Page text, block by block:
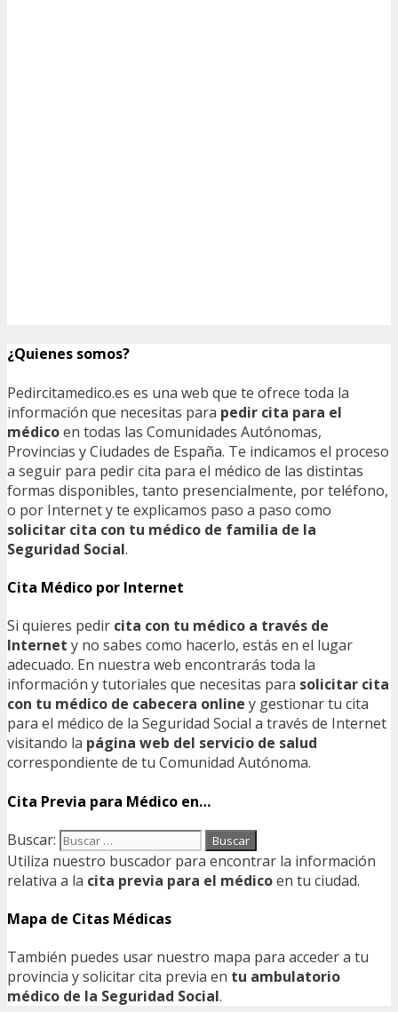
¿Quienes somos?
Pedircitamedico.es es una web que te ofrece toda la
información que necesitas para pedir cita para el
médicoen todas las Comunidades Autónomas,
Provincias y Ciudades de España. Te indicamos el proceso
a seguir para pedir cita para el médico de las distintas
formas disponibles, tanto presencialmente, por teléfono,
o por Internet y te explicamos paso a paso como
solicitar cita con tu médico de familia de la
Seguridad Social.
Cita Médico por Internet
Si quieres pedir cita con tu médico a través de
Internet y no sabes como hacerlo, estás en el lugar
adecuado. En nuestra web encontrarás toda la
información y tutoriales que necesitas para solicitar cita
con tu médico de cabecera online y gestionar tu cita
para el médico de la Seguridad Social a través de Internet
visitando la página web del servicio de salud
correspondiente de tu Comunidad Autónoma.
Cita Previa para Médico en…
Buscar:
Utiliza nuestro buscador para encontrar la información
relativa a la cita previa para el médicoen tu ciudad.
Mapa de Citas Médicas
También puedes usar nuestro mapa para acceder a tu
provincia y solicitar cita previa en tu ambulatorio
médico de la Seguridad Social.